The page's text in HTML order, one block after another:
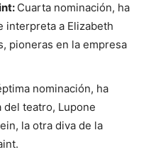
Cuarta nominación, ha
interpreta a Elizabeth
pioneras en la empresa
nominación, ha
del teatro, Lupone
la otra diva de la